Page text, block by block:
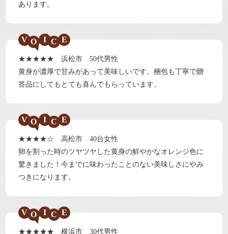
あります。
V I E
★★★★★ 浜松市 50代男性
黄身が濃厚で甘みがあって美味しいです。梱包も丁寧で贈
答品にしてもとても喜んでもらっています。
V I E
★★★★☆ 高松市 40台女性
卵を割った時のツヤツヤした黄身の鮮やかなオレンジ色に
驚きました！今までに味わったことのない美味しさにやみ
つきになります。
V I E
★★★★★ 横浜市 30代男性